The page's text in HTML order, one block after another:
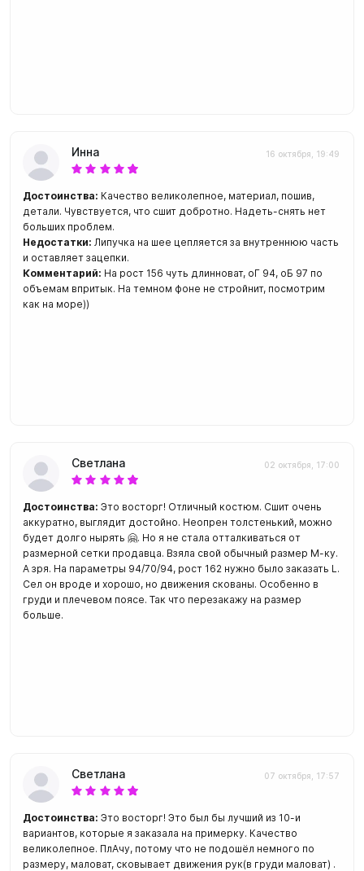
Инна 16 октября, 19:49
Достоинства: Качество великолепное, материал, пошив,
детали. Чувствуется, что сшит добротно. Надеть-снять нет
больших проблем.
Недостатки: Липучка на шее цепляется за внутреннюю часть
и оставляет зацепки.
Комментарий: На рост 156 чуть длинноват, оГ 94, оБ 97 по
объемам впритык. На темном фоне не стройнит, посмотрим
как на море))
Светлана 02 октября, 17:00
Достоинства: Это восторг! Отличный костюм. Сшит очень
аккуратно, выглядит достойно. Неопрен толстенький, можно
будет долго нырять 🤗. Но я не стала отталкиваться от
размерной сетки продавца. Взяла свой обычный размер М-ку.
А зря. На параметры 94/70/94, рост 162 нужно было заказать L.
Сел он вроде и хорошо, но движения скованы. Особенно в
груди и плечевом поясе. Так что перезакажу на размер
больше.
Светлана 07 октября, 17:57
Достоинства: Это восторг! Это был бы лучший из 10-и
вариантов, которые я заказала на примерку. Качество
великолепное. ПлАчу, потому что не подошёл немного по
размеру, маловат, сковывает движения рук(в груди маловат) .